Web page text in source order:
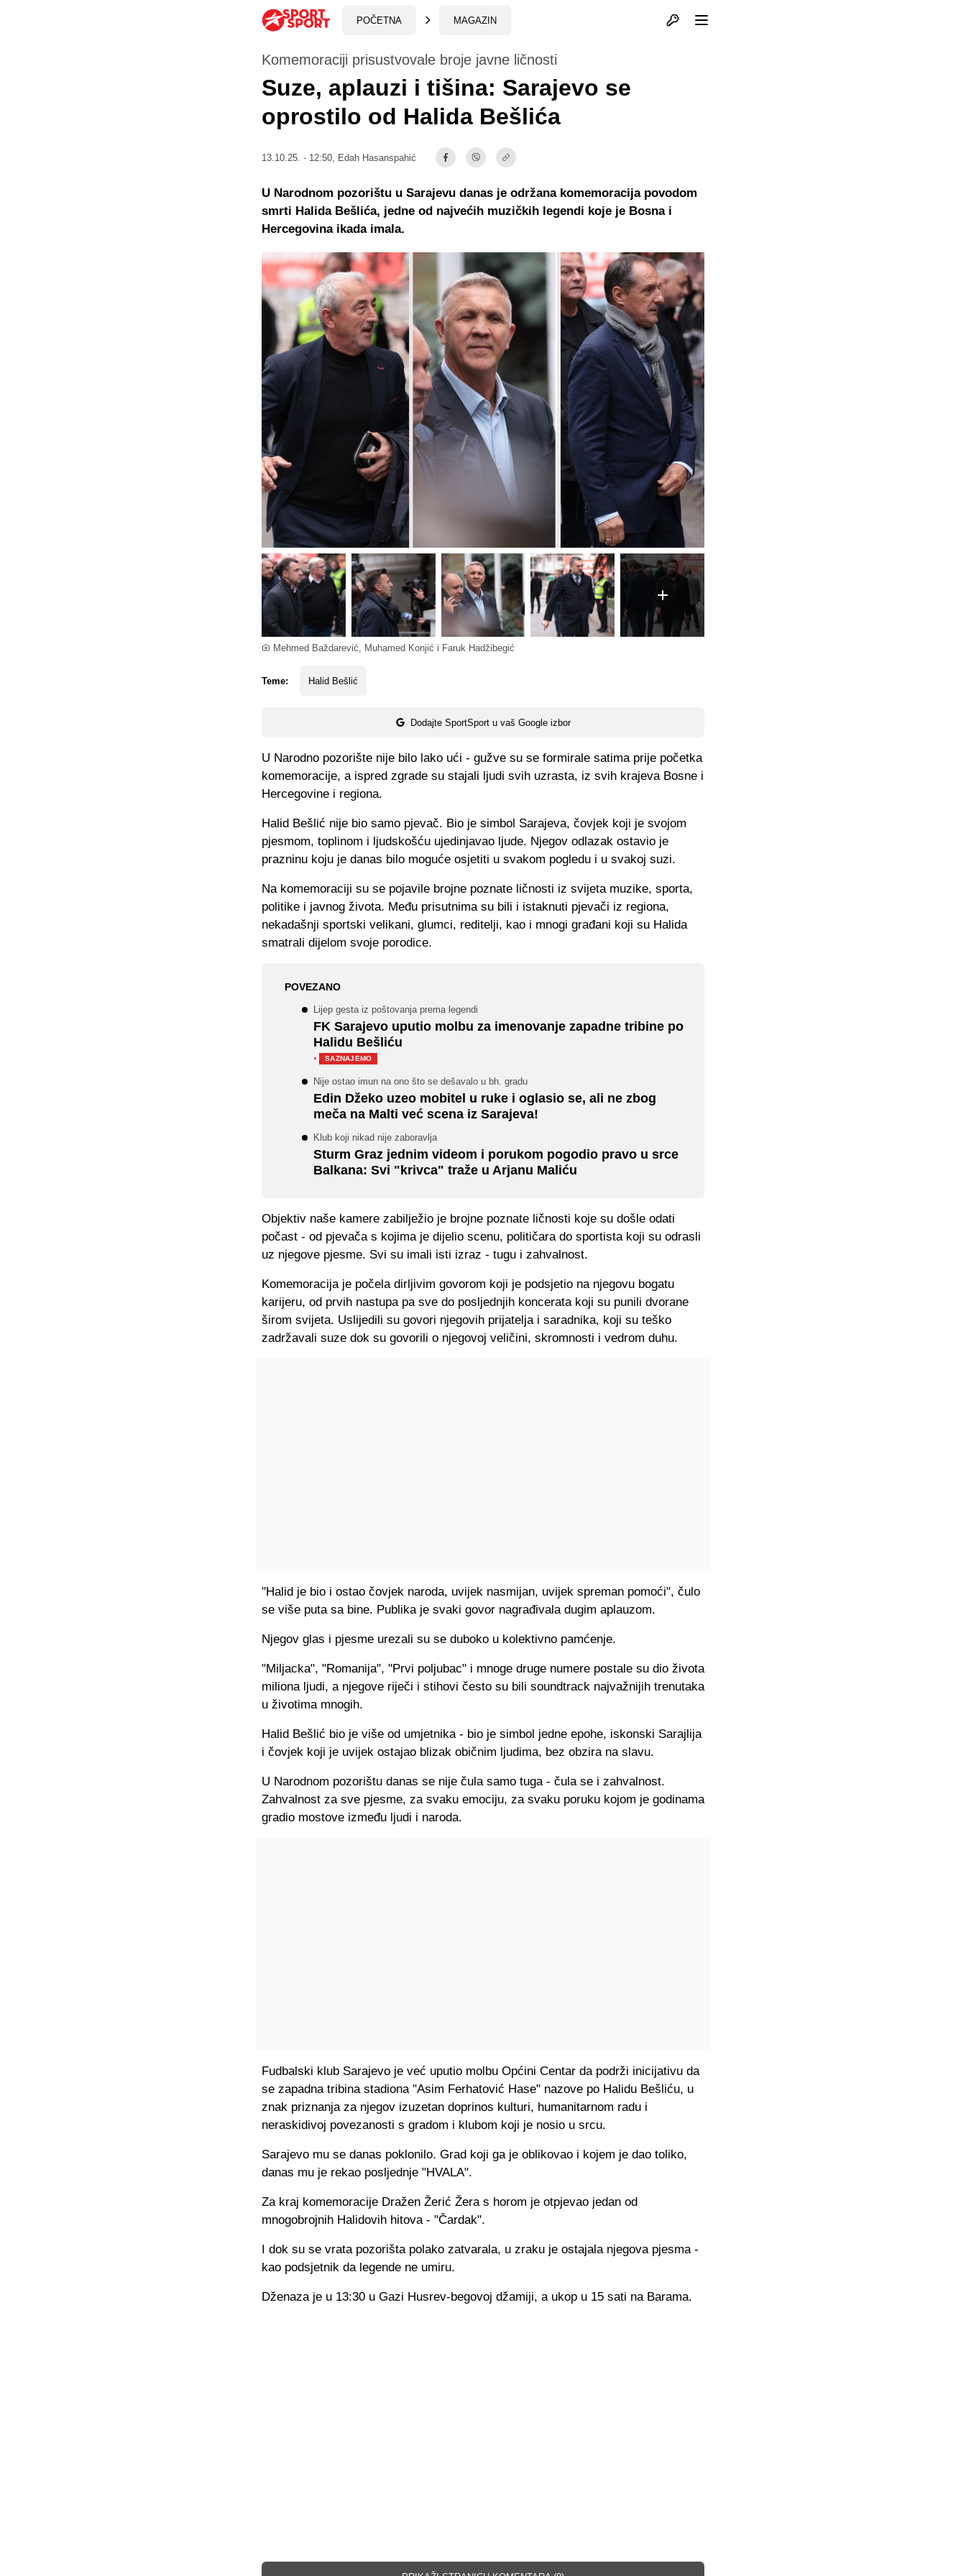
POČETNA MAGAZIN Otvori profil
Mehmed Baždarević, Muhamed Konjić i Faruk Hadžibegić
Komemoraciji prisustvovale broje javne ličnosti
Suze, aplauzi i tišina: Sarajevo se
oprostilo od Halida Bešlića
13.10.25. - 12:50, Edah Hasanspahić
Teme: Halid Bešlić
Dodajte SportSport u vaš Google izbor
U Narodnom pozorištu u Sarajevu danas je održana komemoracija povodom
smrti Halida Bešlića, jedne od najvećih muzičkih legendi koje je Bosna i
Hercegovina ikada imala.
U Narodno pozorište nije bilo lako ući - gužve su se formirale satima prije početka
komemoracije, a ispred zgrade su stajali ljudi svih uzrasta, iz svih krajeva Bosne i
Hercegovine i regiona.
Halid Bešlić nije bio samo pjevač. Bio je simbol Sarajeva, čovjek koji je svojom
pjesmom, toplinom i ljudskošću ujedinjavao ljude. Njegov odlazak ostavio je
prazninu koju je danas bilo moguće osjetiti u svakom pogledu i u svakoj suzi.
Na komemoraciji su se pojavile brojne poznate ličnosti iz svijeta muzike, sporta,
politike i javnog života. Među prisutnima su bili i istaknuti pjevači iz regiona,
nekadašnji sportski velikani, glumci, reditelji, kao i mnogi građani koji su Halida
smatrali dijelom svoje porodice.
POVEZANO
Lijep gesta iz poštovanja prema legendi
FK Sarajevo uputio molbu za imenovanje zapadne tribine po
Halidu Bešliću
·
SAZNAJEMO
Nije ostao imun na ono što se dešavalo u bh. gradu
Edin Džeko uzeo mobitel u ruke i oglasio se, ali ne zbog
meča na Malti već scena iz Sarajeva!
Klub koji nikad nije zaboravlja
Sturm Graz jednim videom i porukom pogodio pravo u srce
Balkana: Svi "krivca" traže u Arjanu Maliću
Objektiv naše kamere zabilježio je brojne poznate ličnosti koje su došle odati
počast - od pjevača s kojima je dijelio scenu, političara do sportista koji su odrasli
uz njegove pjesme. Svi su imali isti izraz - tugu i zahvalnost.
Komemoracija je počela dirljivim govorom koji je podsjetio na njegovu bogatu
karijeru, od prvih nastupa pa sve do posljednjih koncerata koji su punili dvorane
širom svijeta. Uslijedili su govori njegovih prijatelja i saradnika, koji su teško
zadržavali suze dok su govorili o njegovoj veličini, skromnosti i vedrom duhu.
"Halid je bio i ostao čovjek naroda, uvijek nasmijan, uvijek spreman pomoći", čulo
se više puta sa bine. Publika je svaki govor nagrađivala dugim aplauzom.
Njegov glas i pjesme urezali su se duboko u kolektivno pamćenje.
"Miljacka", "Romanija", "Prvi poljubac" i mnoge druge numere postale su dio života
miliona ljudi, a njegove riječi i stihovi često su bili soundtrack najvažnijih trenutaka
u životima mnogih.
Halid Bešlić bio je više od umjetnika - bio je simbol jedne epohe, iskonski Sarajlija
i čovjek koji je uvijek ostajao blizak običnim ljudima, bez obzira na slavu.
U Narodnom pozorištu danas se nije čula samo tuga - čula se i zahvalnost.
Zahvalnost za sve pjesme, za svaku emociju, za svaku poruku kojom je godinama
gradio mostove između ljudi i naroda.
Fudbalski klub Sarajevo je već uputio molbu Općini Centar da podrži inicijativu da
se zapadna tribina stadiona "Asim Ferhatović Hase" nazove po Halidu Bešliću, u
znak priznanja za njegov izuzetan doprinos kulturi, humanitarnom radu i
neraskidivoj povezanosti s gradom i klubom koji je nosio u srcu.
Sarajevo mu se danas poklonilo. Grad koji ga je oblikovao i kojem je dao toliko,
danas mu je rekao posljednje "HVALA".
Za kraj komemoracije Dražen Žerić Žera s horom je otpjevao jedan od
mnogobrojnih Halidovih hitova - "Čardak".
I dok su se vrata pozorišta polako zatvarala, u zraku je ostajala njegova pjesma -
kao podsjetnik da legende ne umiru.
Dženaza je u 13:30 u Gazi Husrev-begovoj džamiji, a ukop u 15 sati na Barama.